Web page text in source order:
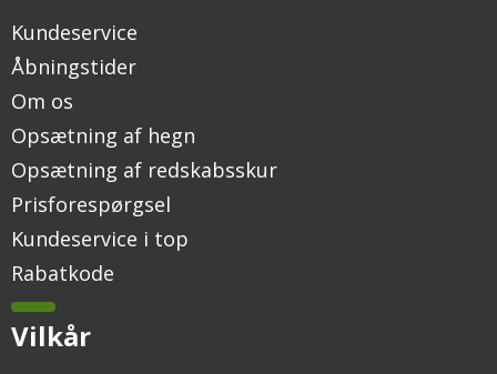
Kundeservice
Åbningstider
Om os
Opsætning af hegn
Opsætning af redskabsskur
Prisforespørgsel
Kundeservice i top
Rabatkode
Vilkår